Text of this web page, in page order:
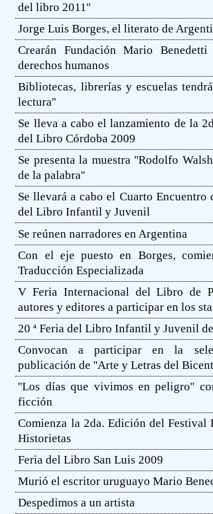
del libro 2011''
Jorge Luis Borges, el literato de
Crearán Fundación Mario
derechos humanos
Bibliotecas, librerías y escuelas
lectura''
Se lleva a cabo el lanzamiento de la
del Libro Córdoba 2009
Se presenta la muestra ''Rodolfo
de la palabra''
Se llevará a cabo el Cuarto Encuentro
del Libro Infantil y Juvenil
Se reúnen narradores en Argentina
Con el eje puesto en Borges,
Traducción Especializada
V Feria Internacional del Libro de
autores y editores a participar en los
20 ª Feria del Libro Infantil y Juvenil
Convocan a participar en la
publicación de ''Arte y Letras del
''Los días que vivimos en peligro''
ficción
Comienza la 2da. Edición del Festival
Historietas
Feria del Libro San Luis 2009
Murió el escritor uruguayo Mario
Despedimos a un artista